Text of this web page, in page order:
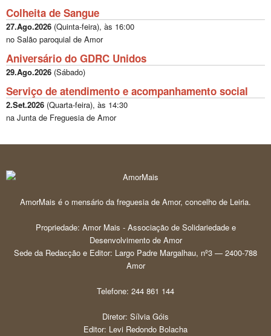
Colheita de Sangue
27.Ago.2026 (Quinta-feira), às 16:00
no Salão paroquial de Amor
Aniversário do GDRC Unidos
29.Ago.2026 (Sábado)
Serviço de atendimento e acompanhamento social
2.Set.2026 (Quarta-feira), às 14:30
na Junta de Freguesia de Amor
AmorMais é o mensário da freguesia de Amor, concelho de Leiria.
Propriedade: Amor Mais - Associação de Solidariedade e
Desenvolvimento de Amor
Sede da Redacção e Editor: Largo Padre Margalhau, nº3 — 2400-788
Amor
Telefone: 244 861 144
Diretor: Sílvia Góis
Editor: Levi Redondo Bolacha